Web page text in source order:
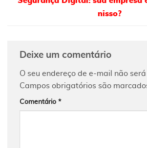
nisso?
Deixe um comentário
O seu endereço de e-mail não
Campos obrigatórios são
Comentário *